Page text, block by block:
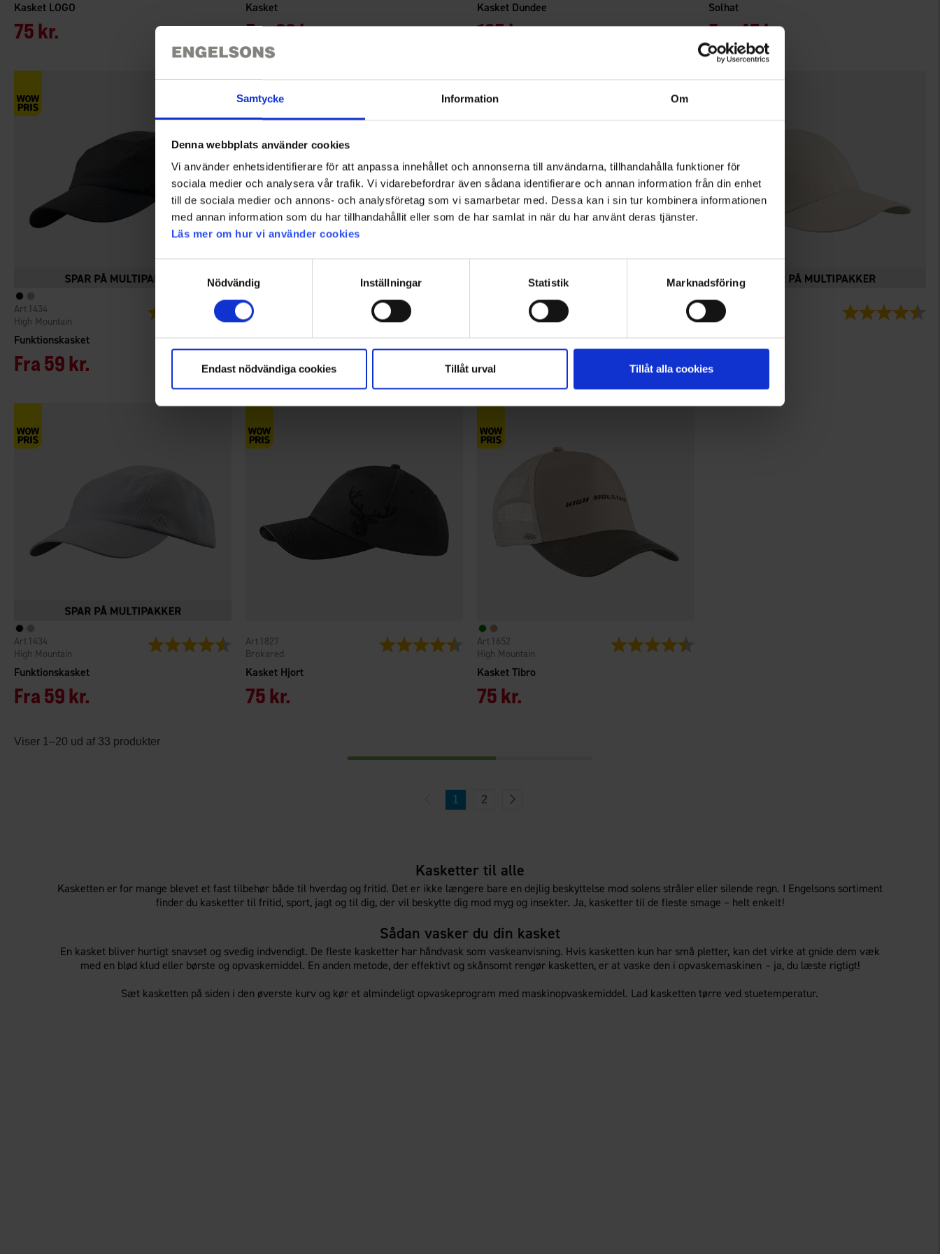
Samtycke Information Om
Denna webbplats använder cookies
Vi använder enhetsidentifierare för att anpassa innehållet och annonserna till användarna, tillhandahålla funktioner för
sociala medier och analysera vår trafik. Vi vidarebefordrar även sådana identifierare och annan information från din enhet
till de sociala medier och annons- och analysföretag som vi samarbetar med. Dessa kan i sin tur kombinera informationen
med annan information som du har tillhandahållit eller som de har samlat in när du har använt deras tjänster.
Läs mer om hur vi använder cookies
Nödvändig
Inställningar Statistik Marknadsföring
Endast nödvändiga cookies Tillåt urval Tillåt alla cookies
Kasket LOGO
75 kr.
Kasket
Fra29 kr.
Kasket Dundee
135 kr.
Solhat
Fra45 kr.
Funktionskasket
High Mountain
1434
Fra59 kr.
Vurdering: 4.4 ud af 5 stjerner
Kasket LOGO
High Mountain
75 kr.
Vurdering: 4.4 ud af 5 stjerner
Kasket Edinburgh
135 kr.
4.5 ud af 5 stjerner
Kasket
High Mountain
3525
Fra
Vurdering:
Funktionskasket
High Mountain
1434
Fra59 kr.
Vurdering: 4.4 ud af 5 stjerner
Kasket Hjort
Brokared
1827
75 kr.
Vurdering: 4.5 ud af 5 stjerner
Kasket Tibro
High Mountain
1652
75 kr.
Vurdering:
Viser 1–20 ud af 33 produkter
1 2
Kasketter til alle
Kasketten er for mange blevet et fast tilbehør både til hverdag og fritid. Det er ikke længere bare en dejlig beskyttelse mod solens stråler eller silende regn. I Engelsons sortiment
finder du kasketter til fritid, sport, jagt og til dig, der vil beskytte dig mod myg og insekter. Ja, kasketter til de fleste smage – helt enkelt!
Sådan vasker du din kasket
En kasket bliver hurtigt snavset og svedig indvendigt. De fleste kasketter har håndvask som vaskeanvisning. Hvis kasketten kun har små pletter, kan det virke at gnide dem væk
med en blød klud eller børste og opvaskemiddel. En anden metode, der effektivt og skånsomt rengør kasketten, er at vaske den i opvaskemaskinen – ja, du læste rigtigt!
Sæt kasketten på siden i den øverste kurv og kør et almindeligt opvaskeprogram med maskinopvaskemiddel. Lad kasketten tørre ved stuetemperatur.